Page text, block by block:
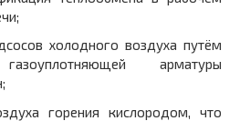
холодного воздуха путём
арматуры
горения кислородом, что